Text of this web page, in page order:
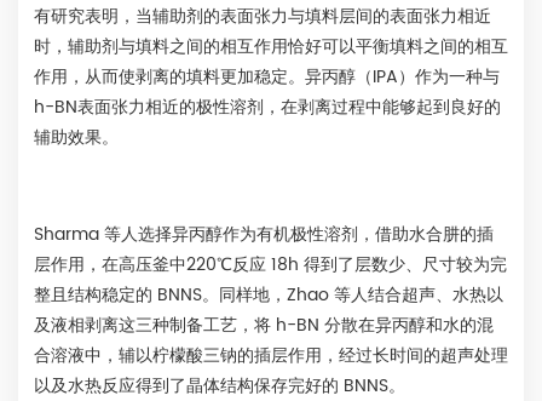
有研究表明，当辅助剂的表面张力与填料层间的表面张力相近
时，辅助剂与填料之间的相互作用恰好可以平衡填料之间的相互
作用，从而使剥离的填料更加稳定。异丙醇（IPA）作为一种与
h-BN表面张力相近的极性溶剂，在剥离过程中能够起到良好的
辅助效果。
Sharma 等人选择异丙醇作为有机极性溶剂，借助水合肼的插
层作用，在高压釜中220℃反应 18h 得到了层数少、尺寸较为完
整且结构稳定的 BNNS。同样地，Zhao 等人结合超声、水热以
及液相剥离这三种制备工艺，将 h-BN 分散在异丙醇和水的混
合溶液中，辅以柠檬酸三钠的插层作用，经过长时间的超声处理
以及水热反应得到了晶体结构保存完好的 BNNS。